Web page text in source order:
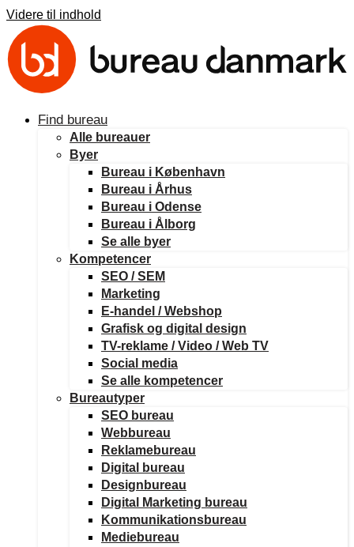
Videre til indhold
Find bureau
Alle bureauer
Byer
Bureau i København
Bureau i Århus
Bureau i Odense
Bureau i Ålborg
Se alle byer
Kompetencer
SEO / SEM
Marketing
E-handel / Webshop
Grafisk og digital design
TV-reklame / Video / Web TV
Social media
Se alle kompetencer
Bureautyper
SEO bureau
Webbureau
Reklamebureau
Digital bureau
Designbureau
Digital Marketing bureau
Kommunikationsbureau
Mediebureau